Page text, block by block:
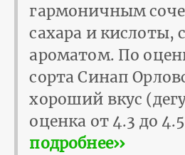
гармоничным
сахара и кислоты,
ароматом. По
сорта Синап
хороший вкус
оценка от 4.3 до
подробнее››